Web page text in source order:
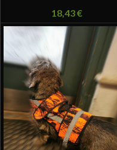
18,43€